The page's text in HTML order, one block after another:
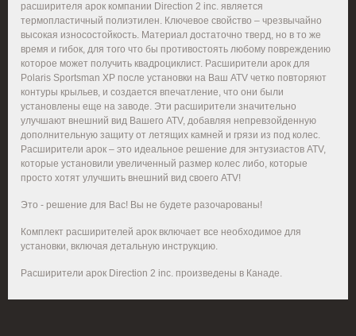
расширителя арок компании Direction 2 inc. является
термопластичный полиэтилен. Ключевое свойство – чрезвычайно
высокая износостойкость. Материал достаточно тверд, но в то же
время и гибок, для того что бы противостоять любому повреждению
которое может получить квадроциклист. Расширители арок для
Polaris Sportsman XP после установки на Ваш ATV четко повторяют
контуры крыльев, и создается впечатление, что они были
установлены еще на заводе. Эти расширители значительно
улучшают внешний вид Вашего ATV, добавляя непревзойденную
дополнительную защиту от летящих камней и грязи из под колес.
Расширители арок – это идеальное решение для энтузиастов ATV,
которые установили увеличенный размер колес либо, которые
просто хотят улучшить внешний вид своего ATV!
Это - решение для Вас! Вы не будете разочарованы!
Комплект расширителей арок включает все необходимое для
установки, включая детальную инструкцию.
Расширители арок Direction 2 inc. произведены в Канаде.